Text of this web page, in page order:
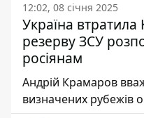
12:02, 08 січня 2025
Україна
резерву ЗСУ
росіянам
Андрій Крамаров
визначених рубежів